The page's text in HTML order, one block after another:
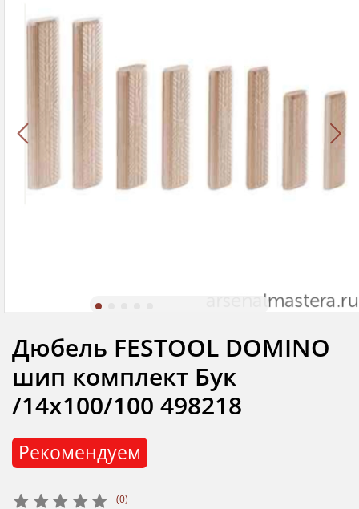
(0)
Рекомендуем
Дюбель FESTOOL DOMINO
шип комплект Бук
/14x100/100 498218